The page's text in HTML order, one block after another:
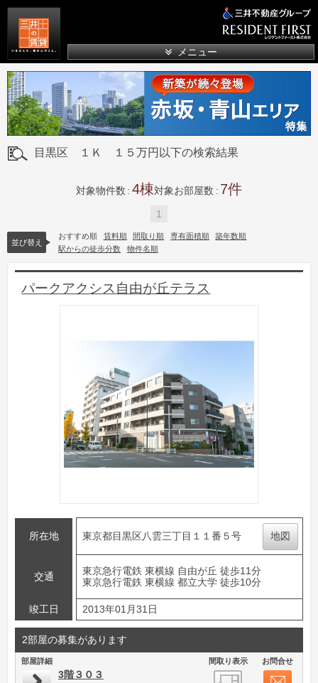
メニュー
目黒区 １Ｋ １５万円以下の検索結果
対象物件数 4 対象お部屋数 7
1
並び替え
おすすめ順 賃料順 間取り順 専有面積順
築年数順
駅からの徒歩分数
物件名順
パークアクシス自由が丘テラス
所在地 東京都目黒区八雲三丁目１１番５号 地図
交通
東京急行電鉄 東横線 自由が丘 徒歩11分
東京急行電鉄 東横線 都立大学 徒歩10分
竣工日 2013年01月31日
2部屋の募集があります
部屋詳細 間取り表示 お問合せ
3階３０３